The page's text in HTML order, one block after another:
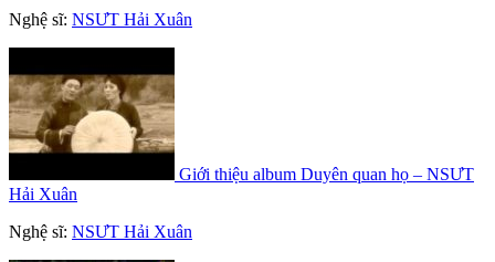
Nghệ sĩ: NSƯT Hải Xuân
Giới thiệu album Duyên quan họ – NSƯT
Hải Xuân
Nghệ sĩ: NSƯT Hải Xuân